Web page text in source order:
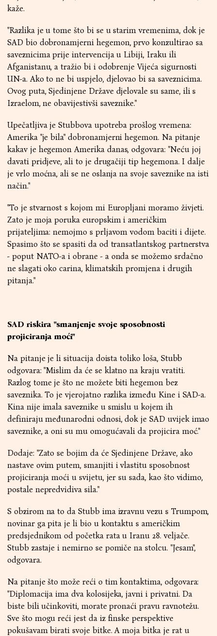
kaže.
"Razlika je u tome što bi se u starim vremenima, dok je
SAD bio dobronamjerni hegemon, prvo konzultirao sa
saveznicima prije intervencija u Libiji, Iraku ili
Afganistanu, a tražio bi i odobrenje Vijeća sigurnosti
UN-a. Ako to ne bi uspjelo, djelovao bi sa saveznicima.
Ovog puta, Sjedinjene Države djelovale su same, ili s
Izraelom, ne obavijestivši saveznike."
Upečatljiva je Stubbova upotreba prošlog vremena:
Amerika "je bila" dobronamjerni hegemon. Na pitanje
kakav je hegemon Amerika danas, odgovara: "Neću joj
davati pridjeve, ali to je drugačiji tip hegemona. I dalje
je vrlo moćna, ali se ne oslanja na svoje saveznike na isti
način."
"To je stvarnost s kojom mi Europljani moramo živjeti.
Zato je moja poruka europskim i američkim
prijateljima: nemojmo s prljavom vodom baciti i dijete.
Spasimo što se spasiti da od transatlantskog partnerstva
- poput NATO-a i obrane - a onda se možemo srdačno
ne slagati oko carina, klimatskih promjena i drugih
pitanja."
SAD riskira "smanjenje svoje sposobnosti
projiciranja moći"
Na pitanje je li situacija doista toliko loša, Stubb
odgovara: "Mislim da će se klatno na kraju vratiti.
Razlog tome je što ne možete biti hegemon bez
saveznika. To je vjerojatno razlika između Kine i SAD-a.
Kina nije imala saveznike u smislu u kojem ih
definiraju međunarodni odnosi, dok je SAD uvijek imao
saveznike, a oni su mu omogućavali da projicira moć."
Dodaje: "Zato se bojim da će Sjedinjene Države, ako
nastave ovim putem, smanjiti i vlastitu sposobnost
projiciranja moći u svijetu, jer su sada, kao što vidimo,
postale nepredvidiva sila."
S obzirom na to da Stubb ima izravnu vezu s Trumpom,
novinar ga pita je li bio u kontaktu s američkim
predsjednikom od početka rata u Iranu 28. veljače.
Stubb zastaje i nemirno se pomiče na stolcu. "Jesam",
odgovara.
Na pitanje što može reći o tim kontaktima, odgovara:
"Diplomacija ima dva kolosijeka, javni i privatni. Da
biste bili učinkoviti, morate pronaći pravu ravnotežu.
Sve što mogu reći jest da iz finske perspektive
pokušavam birati svoje bitke. A moja bitka je rat u